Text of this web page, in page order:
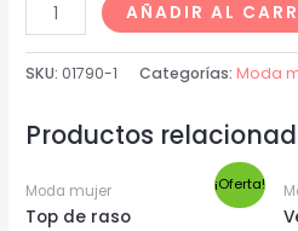
AÑADIR AL
SKU: 01790-1 Categorías: Moda
Productos
¡Oferta!
Moda mujer
Top de raso